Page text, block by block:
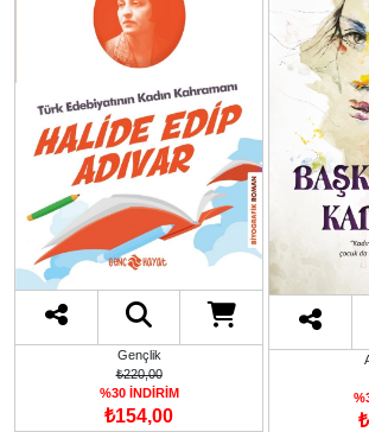
Gençlik
₺220,00
%30 İNDİRİM
₺154,00